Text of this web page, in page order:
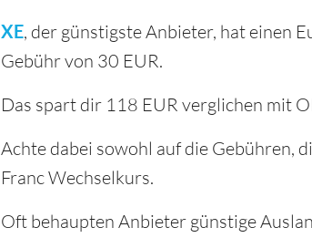
XE, der günstigste Anbieter, hat einen
Gebühr von 30 EUR.
Das spart dir 118 EUR verglichen mit
Achte dabei sowohl auf die Gebühren,
Franc Wechselkurs.
Oft behaupten Anbieter günstige